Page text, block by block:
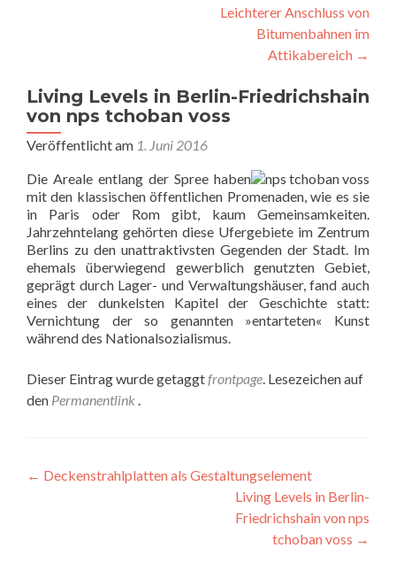
Leichterer Anschluss von
Bitumenbahnen im
Attikabereich →
Living Levels in Berlin-Friedrichshain
von nps tchoban voss
Veröffentlicht am 1. Juni 2016
Die Areale entlang der Spree haben
mit den klassischen öffentlichen Promenaden, wie es sie
in Paris oder Rom gibt, kaum Gemeinsamkeiten.
Jahrzehntelang gehörten diese Ufergebiete im Zentrum
Berlins zu den unattraktivsten Gegenden der Stadt. Im
ehemals überwiegend gewerblich genutzten Gebiet,
geprägt durch Lager- und Verwaltungshäuser, fand auch
eines der dunkelsten Kapitel der Geschichte statt:
Vernichtung der so genannten »entarteten« Kunst
während des Nationalsozialismus.
Dieser Eintrag wurde getaggtfrontpage. Lesezeichen auf
den Permanentlink .
Beitragsnavigation
← Deckenstrahlplatten als Gestaltungselement
Living Levels in Berlin-
Friedrichshain von nps
tchoban voss →